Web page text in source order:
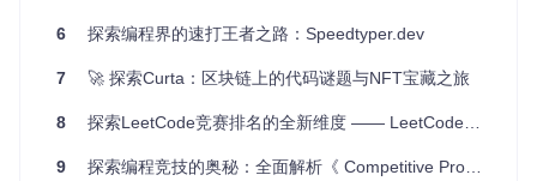
资源集合，对于任何热衷于竞争性编程或希望提升自己算法能
为你编程旅程上的导航灯塔，一起探索编程世界的无限可能
6 探索编程界的速打王者之路：Speedtyper.dev
7 🚀 探索Curta：区块链上的代码谜题与NFT宝藏之旅
8 探索LeetCode竞赛排名的全新维度 —— LeetCode竞赛排名搜索器
9 探索编程竞技的奥秘：全面解析《 Competitive Programming》开源项目